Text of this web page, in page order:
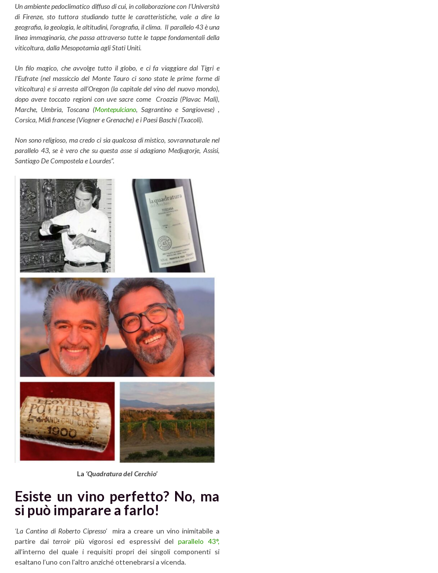
Un ambiente pedoclimatico diffuso di cui, in collaborazione con l’Università
di Firenze, sto tuttora studiando tutte le caratteristiche, vale a dire la
geografia, la geologia, le altitudini, l’orografia, il clima. Il parallelo 43 è una
linea immaginaria, che passa attraverso tutte le tappe fondamentali della
viticoltura, dalla Mesopotamia agli Stati Uniti.
Un filo magico, che avvolge tutto il globo, e ci fa viaggiare dal Tigri e
l’Eufrate (nel massiccio del Monte Tauro ci sono state le prime forme di
viticoltura) e si arresta all’Oregon (la capitale del vino del nuovo mondo),
dopo avere toccato regioni con uve sacre come Croazia (Plavac Mali),
Marche, Umbria, Toscana (Montepulciano, Sagrantino e Sangiovese) ,
Corsica, Midì francese (Viogner e Grenache) e i Paesi Baschi (Txacoli).
Non sono religioso, ma credo ci sia qualcosa di mistico, sovrannaturale nel
parallelo 43, se è vero che su questa asse si adagiano Medjugorje, Assisi,
Santiago De Compostela e Lourdes”.
La ‘Quadratura del Cerchio’
Esiste un vino perfetto? No, ma
si può imparare a farlo!
‘La Cantina di Roberto Cipresso’ mira a creare un vino inimitabile a
partire daiterroir più vigorosi ed espressivi delparallelo 43°,
all’interno del quale i requisiti propri dei singoli componenti si
esaltano l’uno con l’altro anziché ottenebrarsi a vicenda.